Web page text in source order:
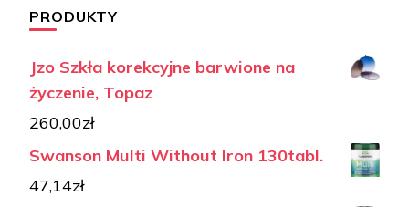
PRODUKTY
Jzo Szkła korekcyjne barwione na
życzenie, Topaz
260,00zł
Swanson Multi Without Iron 130tabl.
47,14zł